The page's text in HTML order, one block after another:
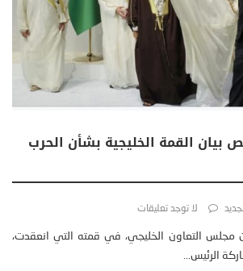
بيان القمة الخليجية بشأن الحرب
الجديد لا توجد تعليقات
مجلس التعاون الخليجي، في قمته التي انعقدت،
الرئيس...